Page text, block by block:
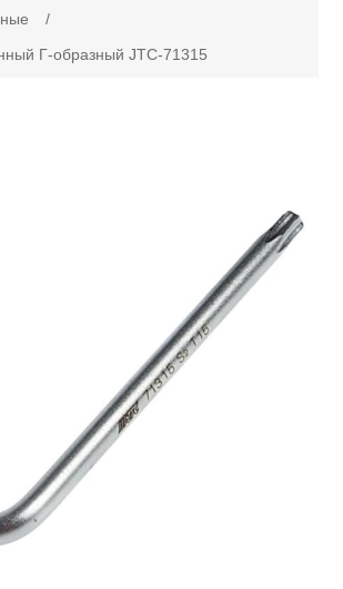
Электроинструмент
марки Champion
марки DCK
марки Elitech
JET
/
Г-образный JTC-71315